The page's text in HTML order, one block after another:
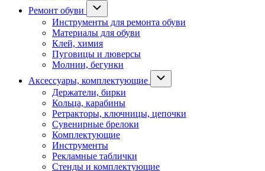
Ремонт обуви
Инструменты для ремонта обуви
Материалы для обуви
Клей, химия
Пуговицы и люверсы
Молнии, бегунки
Аксессуары, комплектующие
Держатели, бирки
Кольца, карабины
Ретракторы, ключницы, цепочки
Сувенирные брелоки
Комплектующие
Инструменты
Рекламные таблички
Стенды и комплектующие